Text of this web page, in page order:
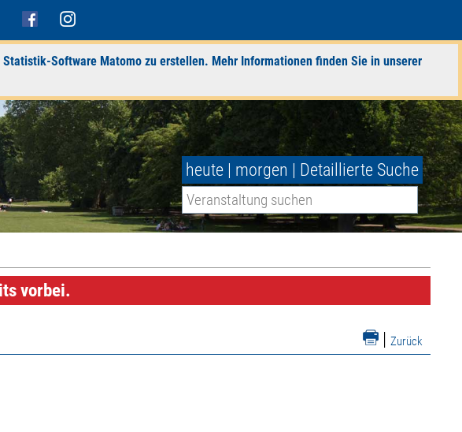
Software Matomo zu erstellen. Mehr Informationen finden Sie in unserer
heute | morgen | Detaillierte Suche
vorbei.
| Zurück